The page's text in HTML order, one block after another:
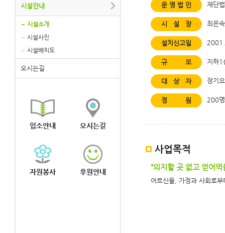
시설안내
시설소개
시설사진
시설배치도
오시는길
입소안내 오시는길
자원봉사 후원안내
운영법인 재단
시 설 장 최은숙
설치신고일
규 모 지하
대 상 자 장기
정 원 200명
사업목적
“의지할 곳 없고 얻어
어르신들, 가정과 사회로